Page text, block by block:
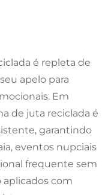
é repleta de
apelo para
Em
de juta reciclada é
garantindo
eventos nupciais
frequente sem
aplicados com